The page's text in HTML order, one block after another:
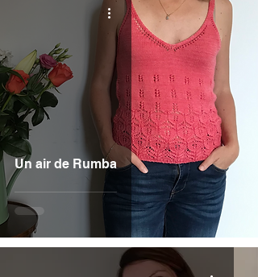
Un air de Rumba